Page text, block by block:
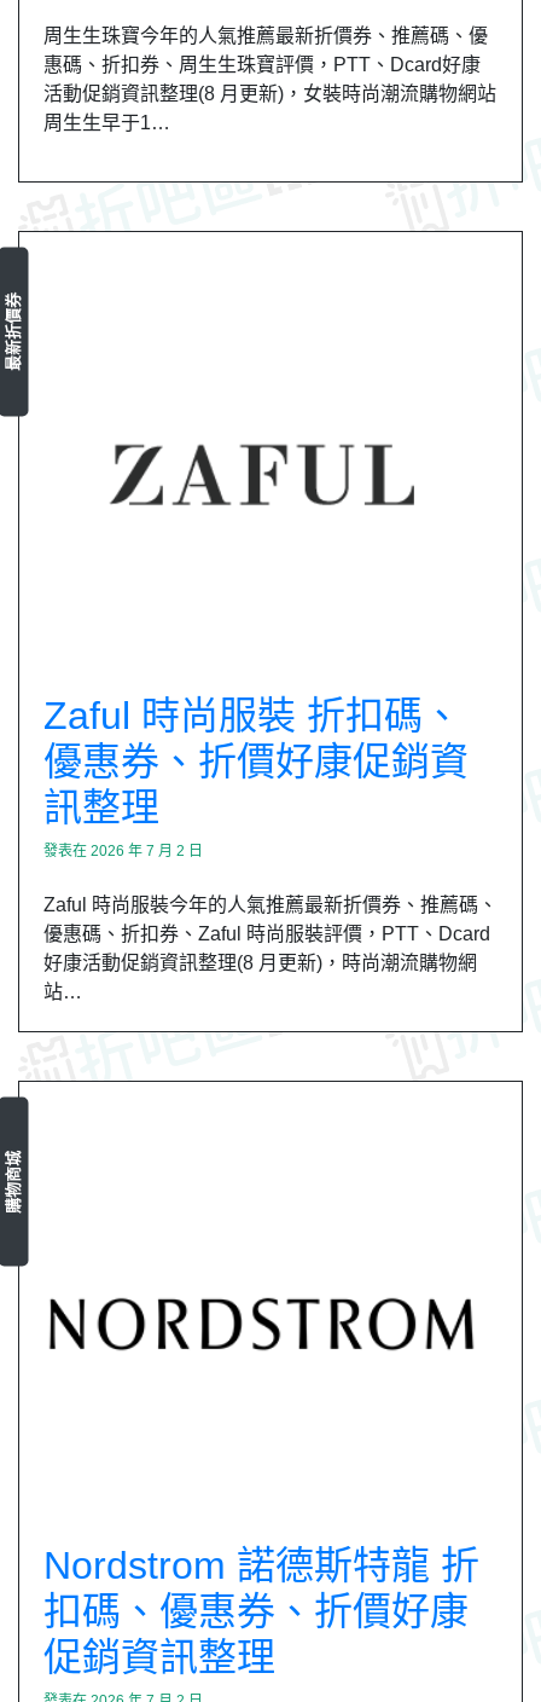
周生生珠寶今年的人氣推薦最新折價券、推薦碼、優
惠碼、折扣券、周生生珠寶評價，PTT、Dcard好康
活動促銷資訊整理(8 月更新)，女裝時尚潮流購物網站
周生生早于1…
最新折價券
Zaful 時尚服裝 折扣碼、
優惠券、折價好康促銷資
訊整理
發表在 2026 年 7 月 2 日
Zaful 時尚服裝今年的人氣推薦最新折價券、推薦碼、
優惠碼、折扣券、Zaful 時尚服裝評價，PTT、Dcard
好康活動促銷資訊整理(8 月更新)，時尚潮流購物網
站…
購物商城
Nordstrom 諾德斯特龍 折
扣碼、優惠券、折價好康
促銷資訊整理